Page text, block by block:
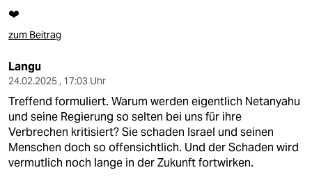
❤️
zum Beitrag
Langu
24.02.2025 , 17:03 Uhr
Treffend formuliert. Warum werden eigentlich Netanyahu
und seine Regierung so selten bei uns für ihre
Verbrechen kritisiert? Sie schaden Israel und seinen
Menschen doch so offensichtlich. Und der Schaden wird
vermutlich noch lange in der Zukunft fortwirken.